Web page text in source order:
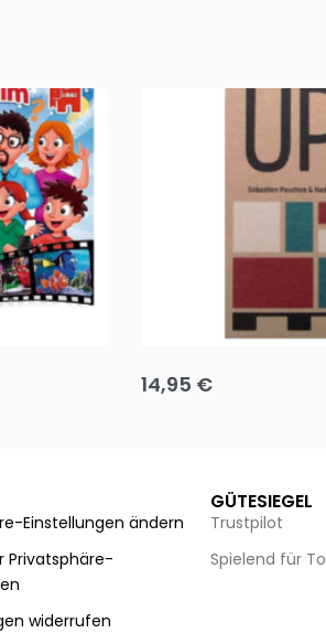
Team up
14,95 €
Einstellungen ändern
Privatsphäre-
widerrufen
GÜTESIEGEL
Trustpilot
Spielend für